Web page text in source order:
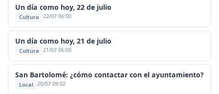
Un día como hoy, 22 de julio
Cultura 22/07 06:00
Un día como hoy, 21 de julio
Cultura 21/07 06:00
San Bartolomé: ¿cómo contactar con el ayuntamiento?
Local 20/07 09:02